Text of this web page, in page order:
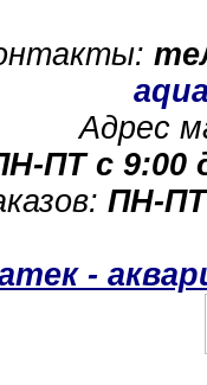
Адрес
ПТ с 9:00
ПН-ПТ
-